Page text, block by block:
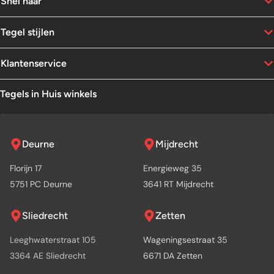
Tegel stijlen
Klantenservice
Tegels in Huis winkels
Deurne
Florijn 17
5751 PC Deurne
Mijdrecht
Energieweg 35
3641 RT Mijdrecht
Sliedrecht
Leeghwaterstraat 105
3364 AE Sliedrecht
Zetten
Wageningsestraat 35
6671 DA Zetten